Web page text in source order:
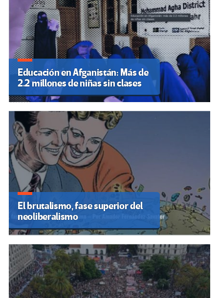
Educación en Afganistán: Más de
2.2 millones de niñas sin clases
El brutalismo, fase superior del
neoliberalismo